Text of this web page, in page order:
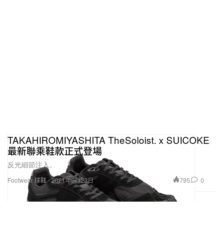
Footwear 球鞋
TAKAHIROMIYASHITA TheSoloist. x SUICOKE
最新聯乘鞋款正式登場
反光細節注入。
2021年9月22日 795 0